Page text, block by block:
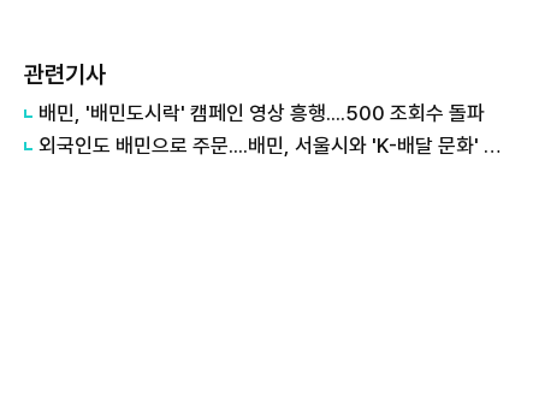
관련기사
배민, '배민도시락' 캠페인 영상 흥행....500 조회수 돌파
외국인도 배민으로 주문....배민, 서울시와 'K-배달 문화' 알리기 나서